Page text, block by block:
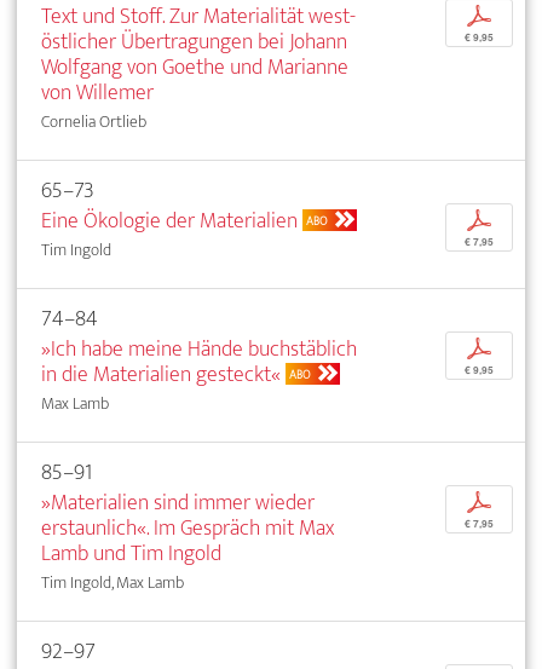
Text und Stoff. Zur Materialität west-
östlicher Übertragungen bei Johann
Wolfgang von Goethe und Marianne
von Willemer
Cornelia Ortlieb
p
€ 9,95
65–73
Eine Ökologie der Materialien ABO
Tim Ingold
p
€ 7,95
74–84
»Ich habe meine Hände buchstäblich
in die Materialien gesteckt« ABO
Max Lamb
p
€ 9,95
85–91
»Materialien sind immer wieder
erstaunlich«. Im Gespräch mit Max
Lamb und Tim Ingold
Tim Ingold, Max Lamb
p
€ 7,95
92–97